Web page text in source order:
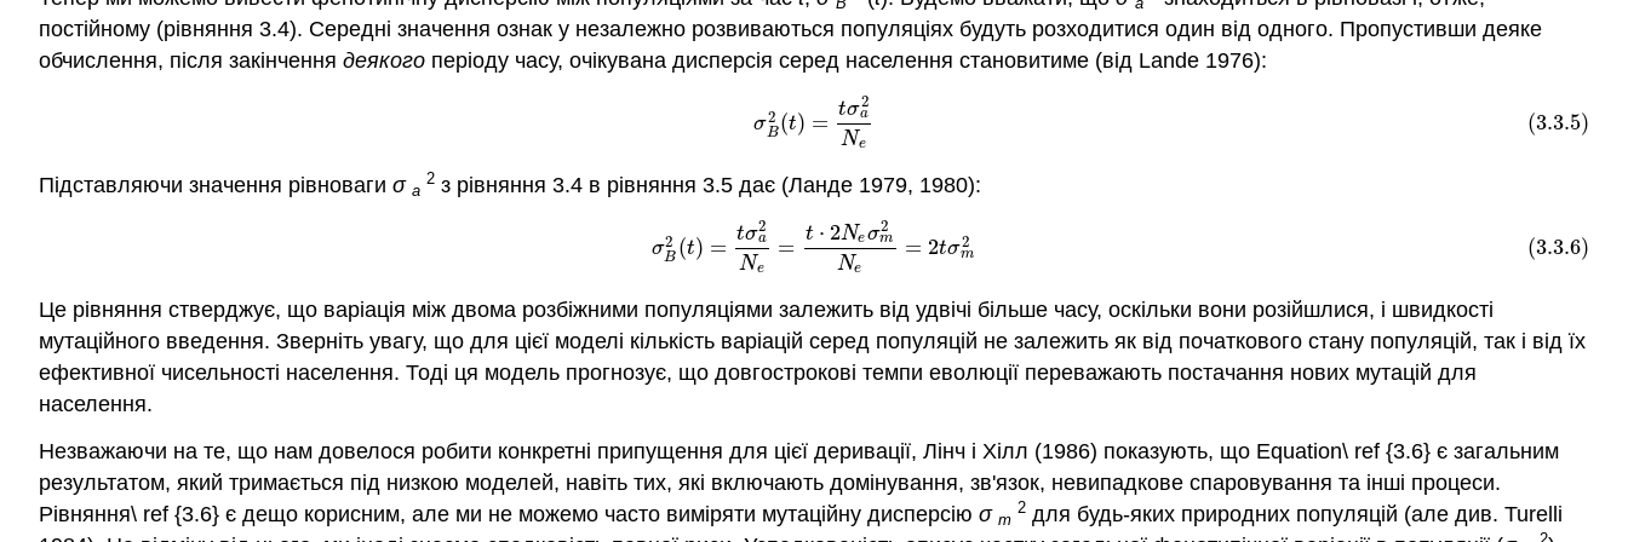
постійному (рівняння 3.4). Середні значення ознак у незалежно розвиваються популяціях будуть розходитися один від одного. Пропустивши деяке
обчислення, після закінчення деякого періоду часу, очікувана дисперсія серед населення становитиме (від Lande 1976):
σ2
B(t) =
tσ2
a
Ne
(3.3.5)
(3.3.5)σB =tσa
Підставляючи значення рівноваги σ a
2 з рівняння 3.4 в рівняння 3.5 дає (Ланде 1979, 1980):
σ2
B (t) =
tσ2
a
Ne
=
t ⋅ 2Neσ2
m
Ne
= 2tσ2
m (3.3.6)
(3.3.6)σ B 2 =tσa e= ⋅2Neσ =2
Це рівняння стверджує, що варіація між двома розбіжними популяціями залежить від удвічі більше часу, оскільки вони розійшлися, і швидкості
мутаційного введення. Зверніть увагу, що для цієї моделі кількість варіацій серед популяцій не залежить як від початкового стану популяцій, так і від їх
ефективної чисельності населення. Тоді ця модель прогнозує, що довгострокові темпи еволюції переважають постачання нових мутацій для
населення.
Незважаючи на те, що нам довелося робити конкретні припущення для цієї деривації, Лінч і Хілл (1986) показують, що Equation\ ref {3.6} є загальним
результатом, який тримається під низкою моделей, навіть тих, які включають домінування, зв'язок, невипадкове спаровування та інші процеси.
Рівняння\ ref {3.6} є дещо корисним, але ми не можемо часто виміряти мутаційну дисперсію σ m
2 для будь-яких природних популяцій (але див. Turelli